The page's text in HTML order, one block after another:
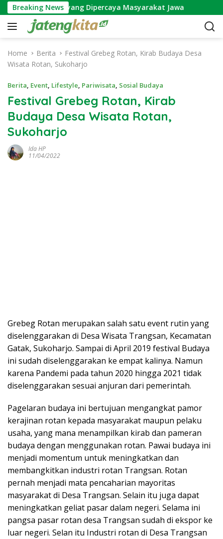
k
Breaking Newsyang Dipercaya Masyarakat Jawa
Home Berita
Festival Grebeg Rotan, Kirab Budaya Desa
Wisata Rotan, Sukoharjo
Berita, Event, Lifestyle, Pariwisata, Sosial Budaya
Festival Grebeg Rotan, Kirab
Budaya Desa Wisata Rotan,
Sukoharjo
Ida HP
11/04/2022
Grebeg Rotan merupakan salah satu event rutin yang
diselenggarakan di Desa Wisata Trangsan, Kecamatan
Gatak, Sukoharjo. Sampai di April 2019 festival Budaya
ini sudah diselenggarakan ke empat kalinya. Namun
karena Pandemi pada tahun 2020 hingga 2021 tidak
diselenggarakan sesuai anjuran dari pemerintah.
Pagelaran budaya ini bertujuan mengangkat pamor
kerajinan rotan kepada masyarakat maupun pelaku
usaha, yang mana menampilkan kirab dan pameran
budaya dengan menggunakan rotan. Pawai budaya ini
menjadi momentum untuk meningkatkan dan
membangkitkan industri rotan Trangsan. Rotan
pernah menjadi mata pencaharian mayoritas
masyarakat di Desa Trangsan. Selain itu juga dapat
meningkatkan geliat pasar dalam negeri. Selama ini
pangsa pasar rotan desa Trangsan sudah di ekspor ke
luar negeri. Selan itu Industri rotan di Desa Trangsan